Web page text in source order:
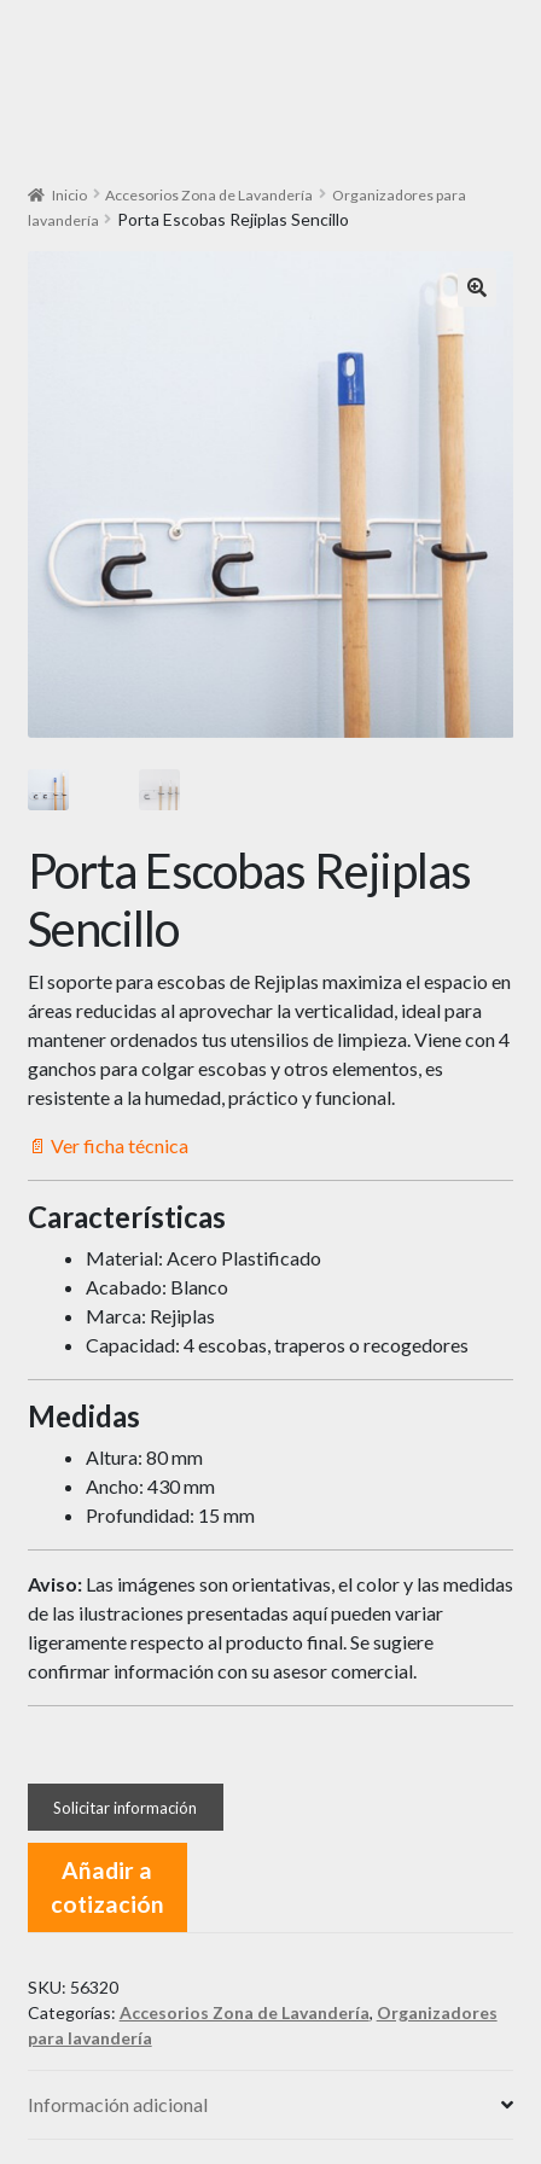
Inicio Accesorios Zona de Lavandería
Organizadores para
lavandería
Porta Escobas Rejiplas Sencillo
Porta Escobas Rejiplas
Sencillo
El soporte para escobas de Rejiplas maximiza el espacio en
áreas reducidas al aprovechar la verticalidad, ideal para
mantener ordenados tus utensilios de limpieza. Viene con 4
ganchos para colgar escobas y otros elementos, es
resistente a la humedad, práctico y funcional.
📄 Ver ficha técnica
Características
Material: Acero Plastificado
Acabado: Blanco
Marca: Rejiplas
Capacidad: 4 escobas, traperos o recogedores
Medidas
Altura: 80 mm
Ancho: 430 mm
Profundidad: 15 mm
Aviso: Las imágenes son orientativas, el color y las medidas
de las ilustraciones presentadas aquí pueden variar
ligeramente respecto al producto final. Se sugiere
confirmar información con su asesor comercial.
Añadir a
cotización
SKU: 56320
Categorías: Accesorios Zona de Lavandería, Organizadores
para lavandería
Información adicional